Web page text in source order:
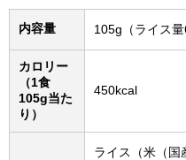
内容量 105g（ライス量
カロリー
（1食
105g当た
り）
450kcal
ライス（米（国